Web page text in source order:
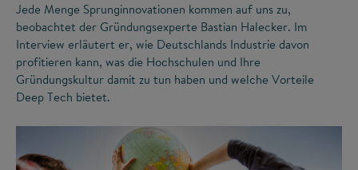
Jede Menge Sprunginnovationen kommen auf uns zu,
beobachtet der Gründungsexperte Bastian Halecker. Im
Interview erläutert er, wie Deutschlands Industrie davon
profitieren kann, was die Hochschulen und Ihre
Gründungskultur damit zu tun haben und welche Vorteile
Deep Tech bietet.